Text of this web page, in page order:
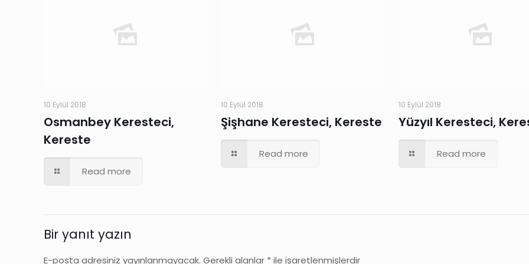
10 Eylül 2018
Osmanbey Keresteci,
Kereste
Read more
10 Eylül 2018
Şişhane Keresteci, Kereste
Read more
10 Eylül 2018
Yüzyıl Keresteci,
Read more
Bir yanıt yazın
E-posta adresiniz yayınlanmayacak. Gerekli alanlar * ile işaretlenmişlerdir